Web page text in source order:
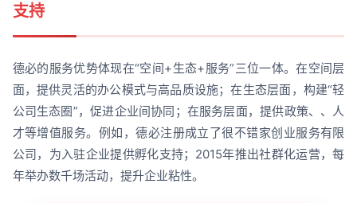
支持
德必的服务优势体现在“空间+生态+服务”三位一体。在空间层
面，提供灵活的办公模式与高品质设施；在生态层面，构建“轻
公司生态圈”，促进企业间协同；在服务层面，提供政策、、人
才等增值服务。例如，德必注册成立了很不错家创业服务有限
公司，为入驻企业提供孵化支持；2015年推出社群化运营，每
年举办数千场活动，提升企业粘性。